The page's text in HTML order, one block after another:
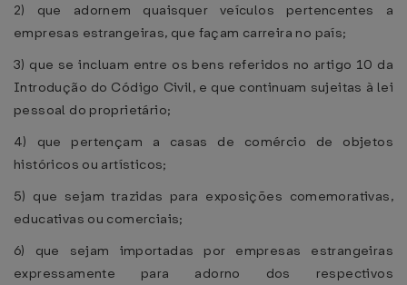
2) que adornem quaisquer veículos pertencentes a
empresas estrangeiras, que façam carreira no país;
3) que se incluam entre os bens referidos no artigo 10 da
Introdução do Código Civil, e que continuam sujeitas à lei
pessoal do proprietário;
4) que pertençam a casas de comércio de objetos
históricos ou artísticos;
5) que sejam trazidas para exposições comemorativas,
educativas ou comerciais;
6) que sejam importadas por empresas estrangeiras
expressamente para adorno dos respectivos